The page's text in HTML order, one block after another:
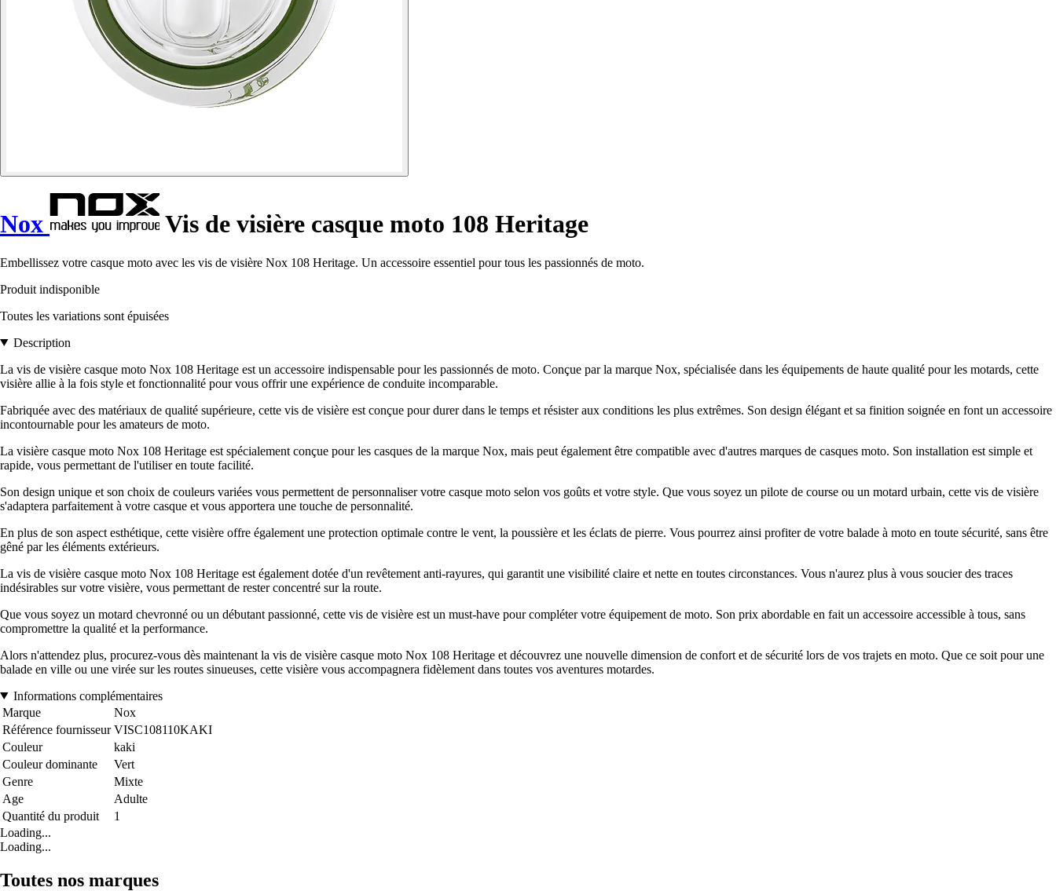
Nox Vis de visière casque moto 108 Heritage
Embellissez votre casque moto avec les vis de visière Nox 108 Heritage. Un accessoire essentiel pour tous les passionnés de moto.
Produit indisponible
Toutes les variations sont épuisées
Description
La vis de visière casque moto Nox 108 Heritage est un accessoire indispensable pour les passionnés de moto. Conçue par la marque Nox, spécialisée dans les équipements de haute qualité pour les motards, cette
visière allie à la fois style et fonctionnalité pour vous offrir une expérience de conduite incomparable.
Fabriquée avec des matériaux de qualité supérieure, cette vis de visière est conçue pour durer dans le temps et résister aux conditions les plus extrêmes. Son design élégant et sa finition soignée en font un accessoire
incontournable pour les amateurs de moto.
La visière casque moto Nox 108 Heritage est spécialement conçue pour les casques de la marque Nox, mais peut également être compatible avec d'autres marques de casques moto. Son installation est simple et
rapide, vous permettant de l'utiliser en toute facilité.
Son design unique et son choix de couleurs variées vous permettent de personnaliser votre casque moto selon vos goûts et votre style. Que vous soyez un pilote de course ou un motard urbain, cette vis de visière
s'adaptera parfaitement à votre casque et vous apportera une touche de personnalité.
En plus de son aspect esthétique, cette visière offre également une protection optimale contre le vent, la poussière et les éclats de pierre. Vous pourrez ainsi profiter de votre balade à moto en toute sécurité, sans être
gêné par les éléments extérieurs.
La vis de visière casque moto Nox 108 Heritage est également dotée d'un revêtement anti-rayures, qui garantit une visibilité claire et nette en toutes circonstances. Vous n'aurez plus à vous soucier des traces
indésirables sur votre visière, vous permettant de rester concentré sur la route.
Que vous soyez un motard chevronné ou un débutant passionné, cette vis de visière est un must-have pour compléter votre équipement de moto. Son prix abordable en fait un accessoire accessible à tous, sans
compromettre la qualité et la performance.
Alors n'attendez plus, procurez-vous dès maintenant la vis de visière casque moto Nox 108 Heritage et découvrez une nouvelle dimension de confort et de sécurité lors de vos trajets en moto. Que ce soit pour une
balade en ville ou une virée sur les routes sinueuses, cette visière vous accompagnera fidèlement dans toutes vos aventures motardes.
Informations complémentaires
Marque
Nox
Référence fournisseur VISC108110KAKI
Couleur
kaki
Couleur dominante
Vert
Genre
Mixte
Age
Adulte
Quantité du produit
1
Loading...
Loading...
Toutes nos marques